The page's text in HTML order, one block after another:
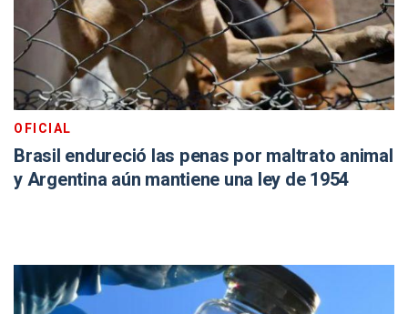
OFICIAL
Brasil endureció las penas por maltrato animal
y Argentina aún mantiene una ley de 1954